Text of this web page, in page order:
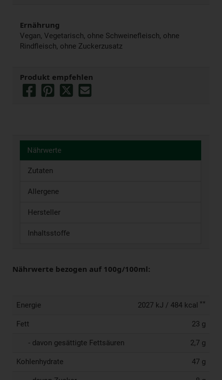
Ernährung
Vegan, Vegetarisch, ohne Schweinefleisch, ohne
Rindfleisch, ohne Zuckerzusatz
Produkt empfehlen
Nährwerte
Zutaten
Allergene
Hersteller
Inhaltsstoffe
Nährwerte bezogen auf 100g/100ml:
Energie 2027 kJ / 484 kcal **
Fett 23 g
- davon gesättigte Fettsäuren 2,7 g
Kohlenhydrate 47 g